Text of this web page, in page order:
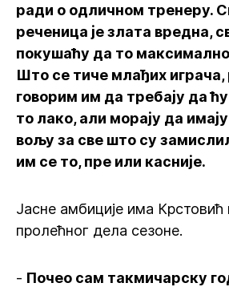
ради о одличном тренеру.
реченица је злата вредна,
покушаћу да то
Што се тиче млађих играча,
говорим им да требају да
то лако, али морају да имају
вољу за све што су
им се то, пре или касније.
Јасне амбиције има
пролећног дела сезоне.
- Почео сам такмичарску